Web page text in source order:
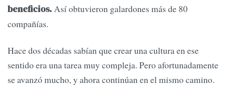
beneficios.Así obtuvieron galardones más de 80
compañías.
Hace dos décadas sabían que crear una cultura en ese
sentido era una tarea muy compleja. Pero afortunadamente
se avanzó mucho, y ahora continúan en el mismo camino.